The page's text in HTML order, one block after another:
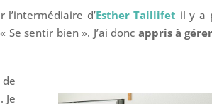
d’Esther Taillifet il y a
sentir bien ». J’ai donc appris à
Je